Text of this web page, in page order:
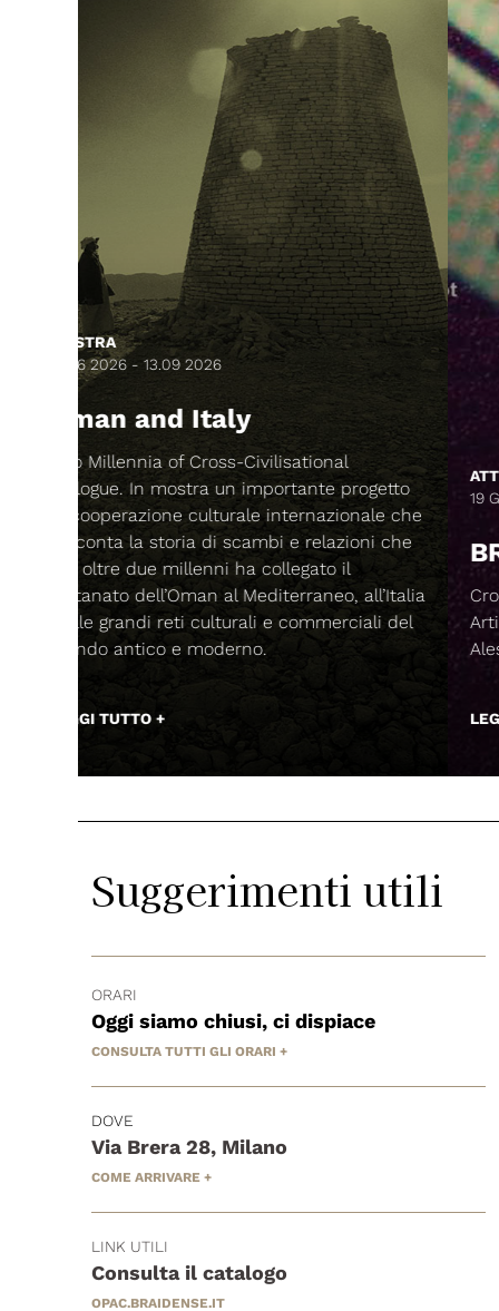
che
all’Italia
ATTIVITÀ ED EVENTI
19 GIUGNO 2026, ORE 16
BREAK CONSTRUCTION
Cronache Sincopate di Basso e Batteria, di
Artizhan (Franky B) e con la prefazione di
Alessio Bertallot (Magmata edizioni).
LEGGI TUTTO +
Suggerimenti utili
ORARI
Oggi siamo chiusi, ci dispiace
CONSULTA TUTTI GLI ORARI +
DOVE
Via Brera 28, Milano
COME ARRIVARE +
LINK UTILI
Consulta il catalogo
OPAC.BRAIDENSE.IT